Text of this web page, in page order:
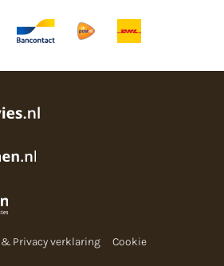
Privacy verklaring Cookie